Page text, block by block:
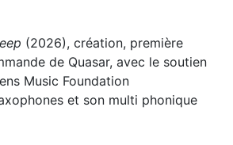
(2026), création, première
de Quasar, avec le soutien
Music Foundation
et son multi phonique